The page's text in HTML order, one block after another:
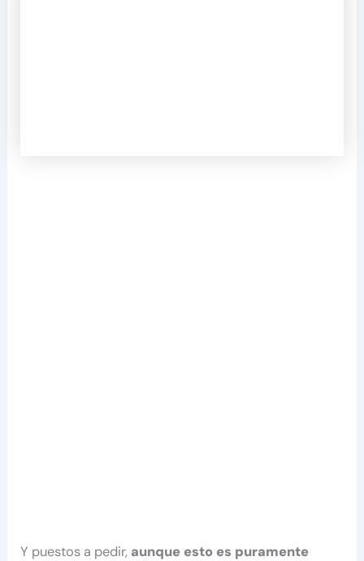
Y puestos a pedir, aunque esto es puramente